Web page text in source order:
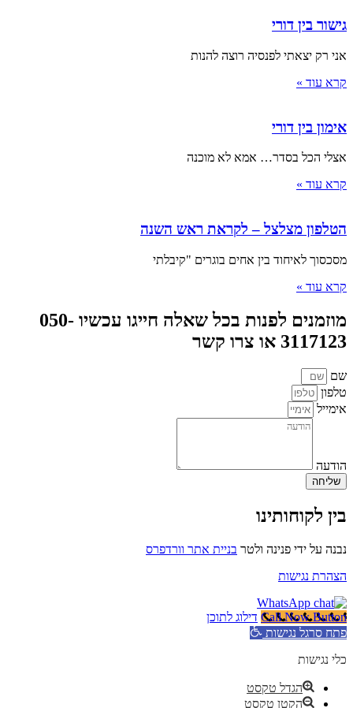
גישור בין דורי
אני רק יצאתי לפנסיה רוצה להנות
קרא עוד »
אימון בין דורי
אצלי הכל בסדר… אמא לא מוכנה
קרא עוד »
הטלפון מצלצל – לקראת ראש השנה
מסכסוך לאיחוד בין אחים בוגרים "קיבלתי
קרא עוד »
מוזמנים לפנות בכל שאלה חייגו עכשיו 050-
3117123 או צרו קשר
שם
טלפון
אימייל
הודעה
שליחה
בין לקוחותינו
נבנה על ידי פנינה ולטר בניית אתר וורדפרס
הצהרת נגישות
Call Now Button דילוג לתוכן
פתח סרגל נגישות
כלי נגישות
הגדל טקסט
הקטן טקסט